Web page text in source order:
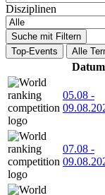
Disziplinen
Suche mit Filtern
Top-Events
Alle
Datum
05.08 -
07.08 -